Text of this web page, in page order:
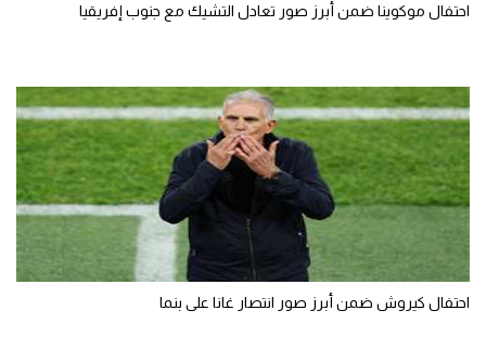
احتفال موكوينا ضمن أبرز صور تعادل التشيك مع جنوب إفريقيا
احتفال كيروش ضمن أبرز صور انتصار غانا على بنما